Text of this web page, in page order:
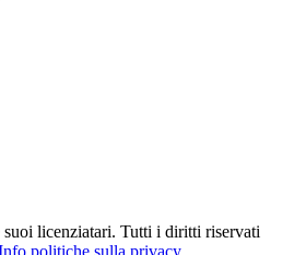
licenziatari. Tutti i diritti riservati